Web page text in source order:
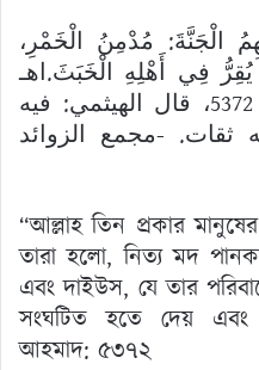
الْجَنَّةَ: مُدْمِنُ الْخَمْرِ،
فِي أَهْلِهِ الْخَبَثَ.اهـ
-مسند أحمد ط الرسالة: 5372، قال الهيثمي: فيه
ثقات. -مجمع الزوائد
“আল্লাহ তিন প্রকার
তারা হলো, নিত্য মদ
এবং দাইউস, যে তার
সংঘটিত হতে দেয় এবং
আহমাদ: ৫৩৭২